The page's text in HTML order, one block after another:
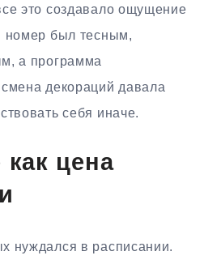
это создавало ощущение
номер был тесным,
а программа
декораций давала
себя иначе.
как цена
нуждался в расписании.